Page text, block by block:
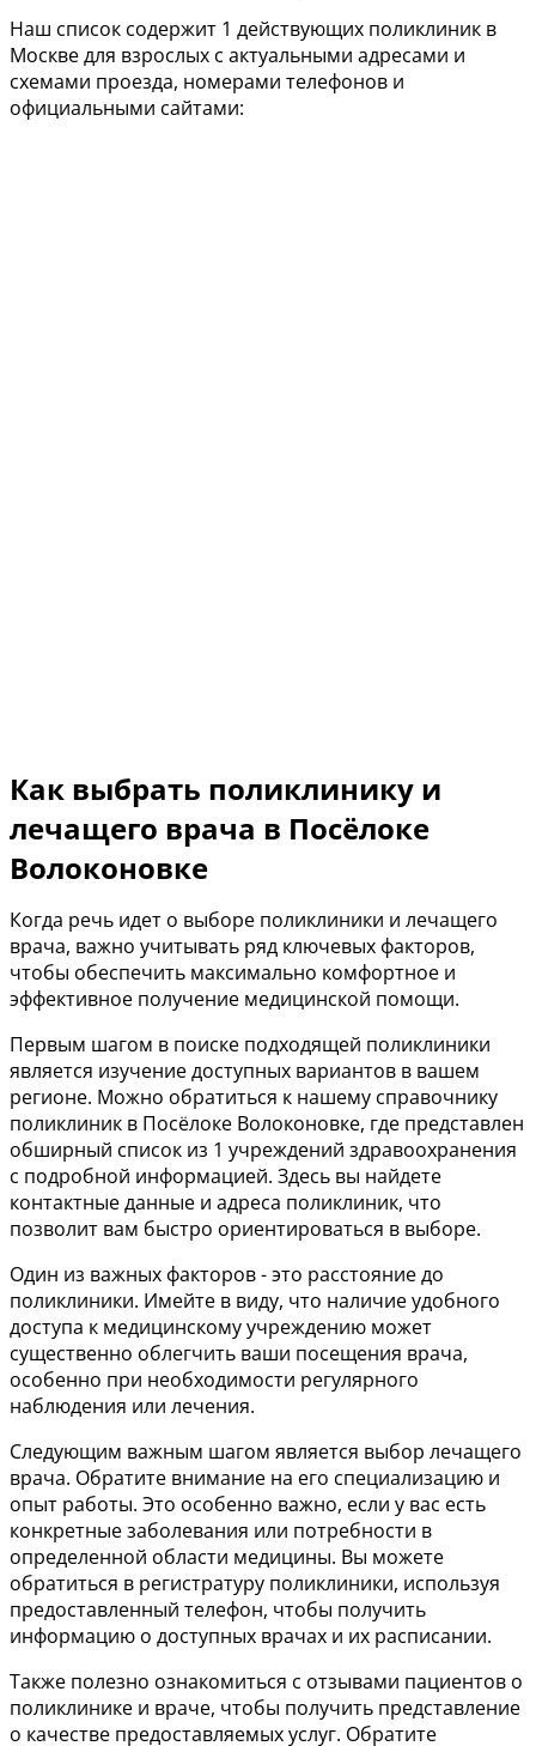
Наш список содержит 1 действующих поликлиник в
Москве для взрослых с актуальными адресами и
схемами проезда, номерами телефонов и
официальными сайтами:
Как выбрать поликлинику и
лечащего врача в Посёлоке
Волоконовке
Когда речь идет о выборе поликлиники и лечащего
врача, важно учитывать ряд ключевых факторов,
чтобы обеспечить максимально комфортное и
эффективное получение медицинской помощи.
Первым шагом в поиске подходящей поликлиники
является изучение доступных вариантов в вашем
регионе. Можно обратиться к нашему справочнику
поликлиник в Посёлоке Волоконовке, где представлен
обширный список из 1 учреждений здравоохранения
с подробной информацией. Здесь вы найдете
контактные данные и адреса поликлиник, что
позволит вам быстро ориентироваться в выборе.
Один из важных факторов - это расстояние до
поликлиники. Имейте в виду, что наличие удобного
доступа к медицинскому учреждению может
существенно облегчить ваши посещения врача,
особенно при необходимости регулярного
наблюдения или лечения.
Следующим важным шагом является выбор лечащего
врача. Обратите внимание на его специализацию и
опыт работы. Это особенно важно, если у вас есть
конкретные заболевания или потребности в
определенной области медицины. Вы можете
обратиться в регистратуру поликлиники, используя
предоставленный телефон, чтобы получить
информацию о доступных врачах и их расписании.
Также полезно ознакомиться с отзывами пациентов о
поликлинике и враче, чтобы получить представление
о качестве предоставляемых услуг. Обратите